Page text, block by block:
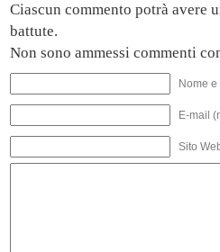
Ciascun commento potrà avere
battute.
Non sono ammessi commenti
Nome
E-mail
Sito